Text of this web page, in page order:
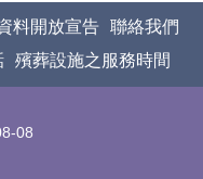
料開放宣告 聯絡我們
殯葬設施之服務時間
08